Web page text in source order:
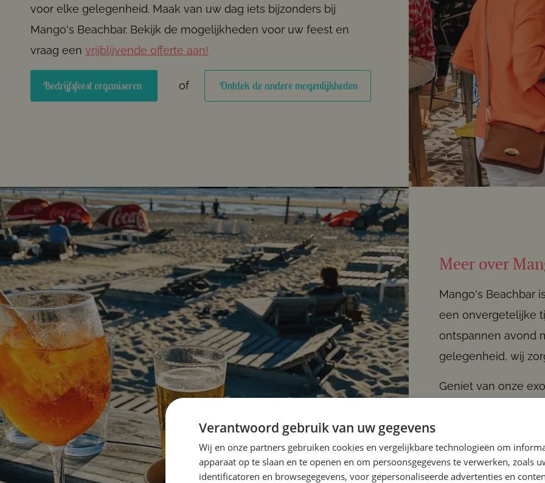
voor elke gelegenheid. Maak van uw dag iets bijzonders bij
Mango's Beachbar. Bekijk de mogelijkheden voor uw feest en
vraag een vrijblijvende offerte aan!
Bedrijfsfeest organiseren of Ontdek de andere mogenlijkheden
Meer over
Mango's Beachbar
een onvergetelijke
ontspannen avond
gelegenheid, wij
Geniet van onze
Cubaanse
bijeenkomsten als
Verantwoord gebruik van uw gegevens
Wij en onze partners gebruiken cookies en vergelijkbare technologieën om
apparaat op te slaan en te openen en om persoonsgegevens te verwerken, zoals
identificatoren en browsegegevens, voor gepersonaliseerde advertenties en